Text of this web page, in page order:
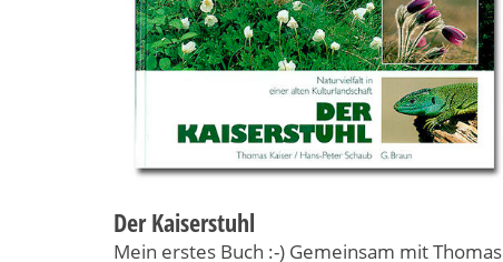
Der Kaiserstuhl
Mein erstes Buch :-) Gemeinsam mit Thomas